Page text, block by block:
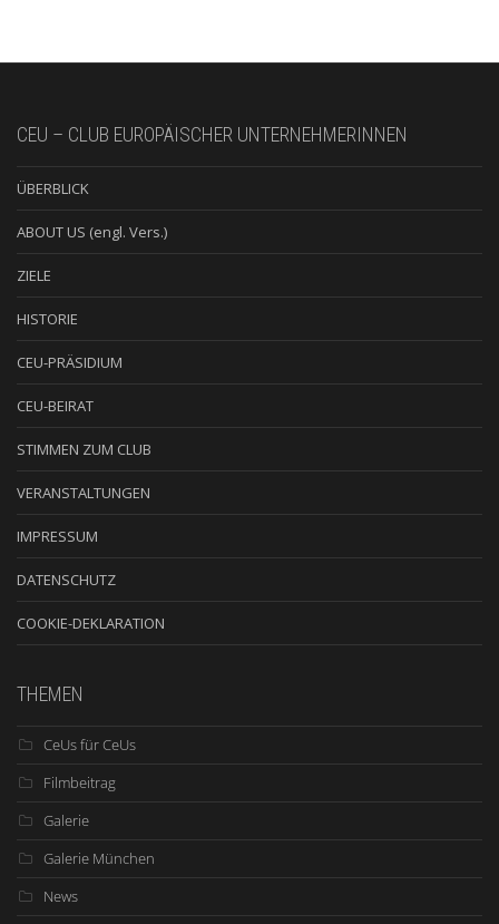
CEU – CLUB EUROPÄISCHER UNTERNEHMERINNEN
ÜBERBLICK
ABOUT US (engl. Vers.)
ZIELE
HISTORIE
CEU-PRÄSIDIUM
CEU-BEIRAT
STIMMEN ZUM CLUB
VERANSTALTUNGEN
IMPRESSUM
DATENSCHUTZ
COOKIE-DEKLARATION
THEMEN
CeUs für CeUs
Filmbeitrag
Galerie
Galerie München
News